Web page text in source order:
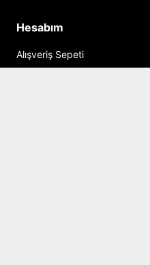
Hesabım
Alışveriş Sepeti